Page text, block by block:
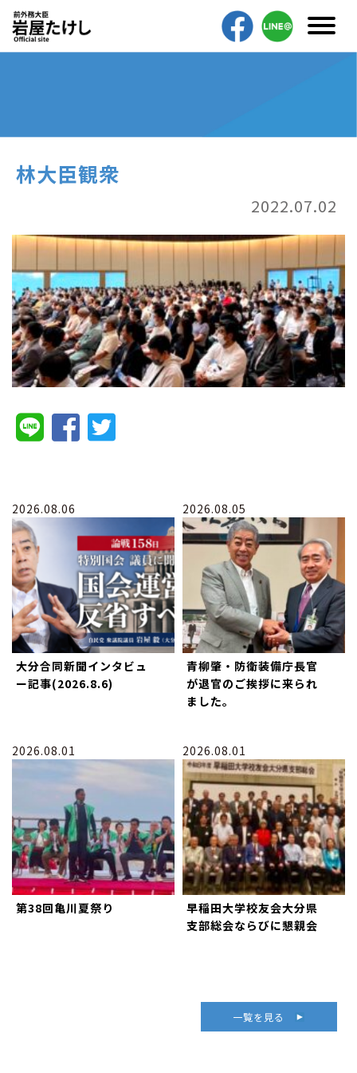
林大臣観衆
2022.07.02
2026.08.06
大分合同新聞インタビュ
ー記事(2026.8.6)
2026.08.05
青柳肇・防衛装備庁長官
が退官のご挨拶に来られ
ました。
2026.08.01
第38回亀川夏祭り
2026.08.01
早稲田大学校友会大分県
支部総会ならびに懇親会
一覧を見る